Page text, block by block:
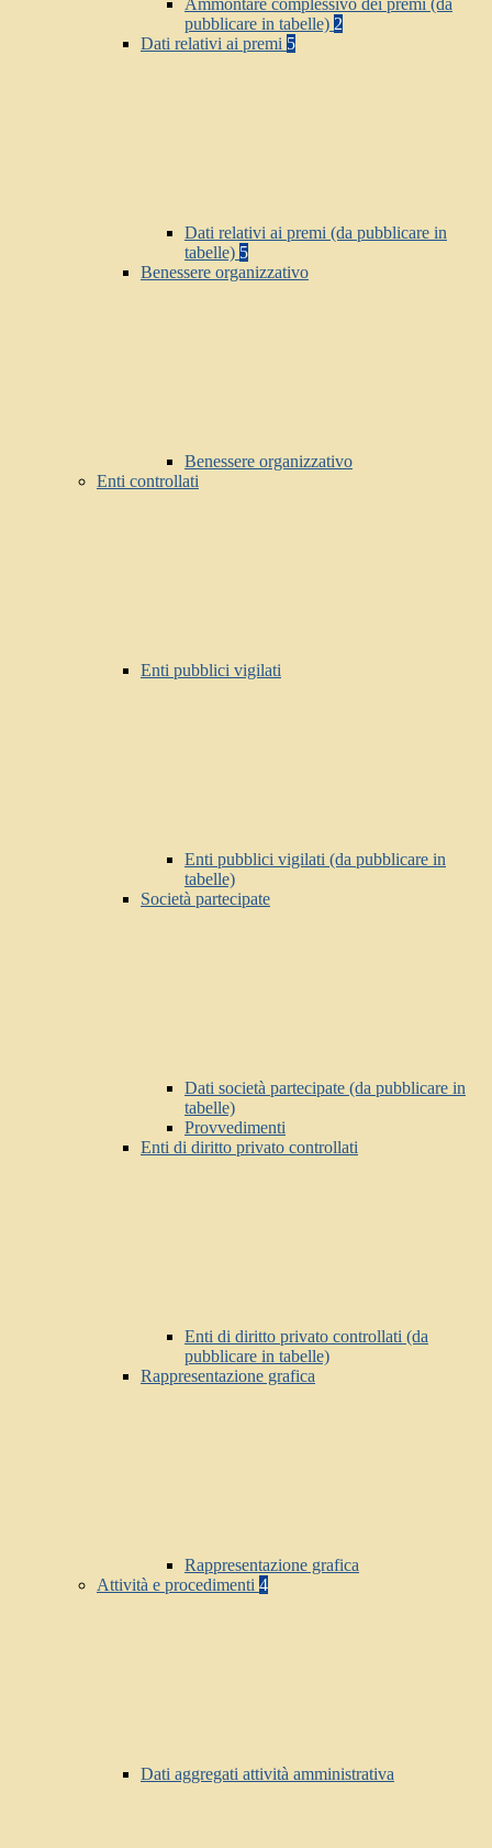
Ammontare complessivo dei premi (da
pubblicare in tabelle) 2
Dati relativi ai premi 5
Dati relativi ai premi (da pubblicare in
tabelle) 5
Benessere organizzativo
Benessere organizzativo
Enti controllati
Enti pubblici vigilati
Enti pubblici vigilati (da pubblicare in
tabelle)
Società partecipate
Dati società partecipate (da pubblicare in
tabelle)
Provvedimenti
Enti di diritto privato controllati
Enti di diritto privato controllati (da
pubblicare in tabelle)
Rappresentazione grafica
Rappresentazione grafica
Attività e procedimenti 4
Dati aggregati attività amministrativa